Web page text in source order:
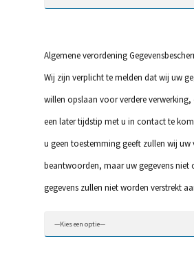
Algemene verordening
Wij zijn verplicht te melden dat wij uw
willen opslaan voor verdere
een later tijdstip met u in contact te
u geen toestemming geeft zullen wij uw
beantwoorden, maar uw gegevens niet
gegevens zullen niet worden verstrekt